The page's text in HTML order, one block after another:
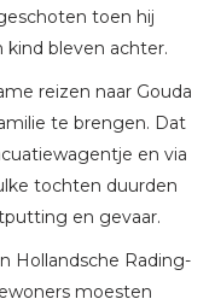
toen hij
bleven achter.
reizen naar Gouda
te brengen. Dat
en via
tochten duurden
en gevaar.
Hollandsche Rading-
moesten